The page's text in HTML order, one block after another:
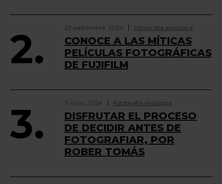
2. 27 septiembre, 2024 Fotografía analógica
CONOCE A LAS MÍTICAS
PELÍCULAS FOTOGRÁFICAS
DE FUJIFILM
3. 11 junio, 2024 Fotografía analógica
DISFRUTAR EL PROCESO
DE DECIDIR ANTES DE
FOTOGRAFIAR, POR
ROBER TOMÁS